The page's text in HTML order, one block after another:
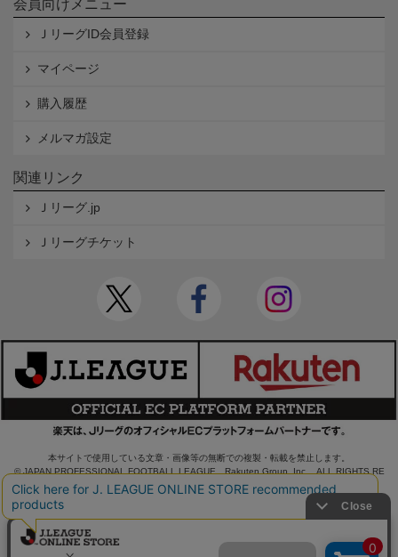
会員向けメニュー
ＪリーグID会員登録
マイページ
購入履歴
メルマガ設定
関連リンク
Ｊリーグ.jp
Ｊリーグチケット
本サイトで使用している文章・画像等の無断での複製・転載を禁止します。
© JAPAN PROFESSIONAL FOOTBALL LEAGUE Rakuten Group, Inc. ALL RIGHTS RE
SERVED.